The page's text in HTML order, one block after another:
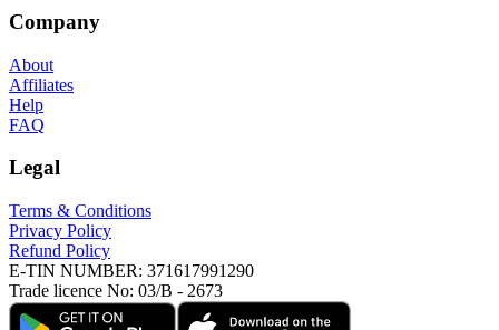
Company
About
Affiliates
Help
FAQ
Legal
Terms & Conditions
Privacy Policy
Refund Policy
E-TIN NUMBER: 371617991290
Trade licence No: 03/B - 2673